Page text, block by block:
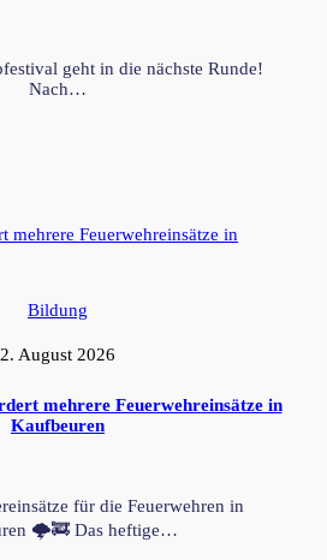
geht in die nächste Runde!
Nach…
Bildung
2. August 2026
mehrere Feuerwehreinsätze in
Kaufbeuren
für die Feuerwehren in
🌩️🚒 Das heftige…